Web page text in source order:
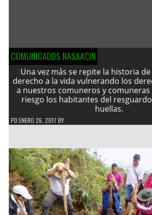
COMUNICADOS NASAACIN
Una vez más se repite la historia
derecho a la vida vulnerando los
a nuestros comuneros y
riesgo los habitantes del
huellas.
PD ENERO 26, 2017 BY